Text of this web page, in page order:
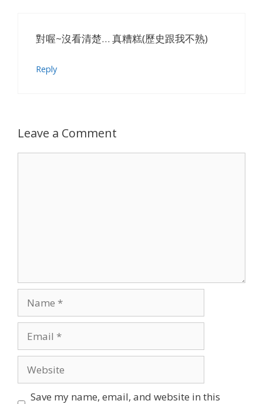
對喔~沒看清楚… 真糟糕(歷史跟我不熟)
Reply
Leave a Comment
Save my name, email, and website in this